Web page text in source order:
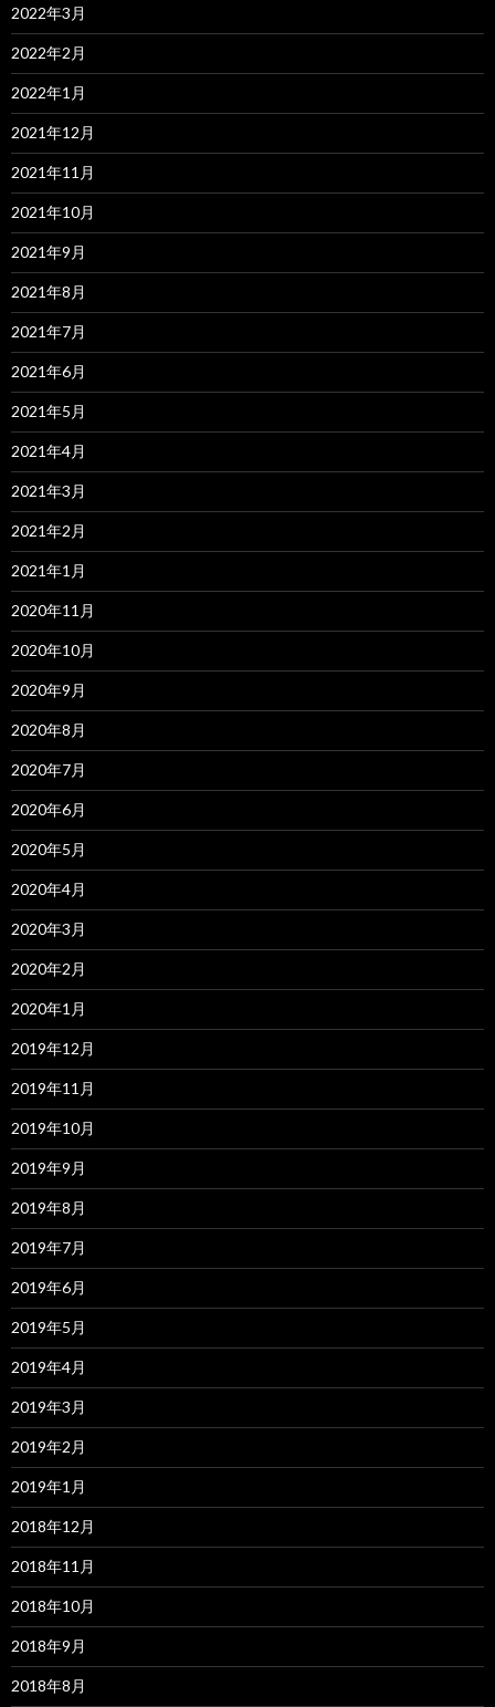
2022年3月
2022年2月
2022年1月
2021年12月
2021年11月
2021年10月
2021年9月
2021年8月
2021年7月
2021年6月
2021年5月
2021年4月
2021年3月
2021年2月
2021年1月
2020年11月
2020年10月
2020年9月
2020年8月
2020年7月
2020年6月
2020年5月
2020年4月
2020年3月
2020年2月
2020年1月
2019年12月
2019年11月
2019年10月
2019年9月
2019年8月
2019年7月
2019年6月
2019年5月
2019年4月
2019年3月
2019年2月
2019年1月
2018年12月
2018年11月
2018年10月
2018年9月
2018年8月